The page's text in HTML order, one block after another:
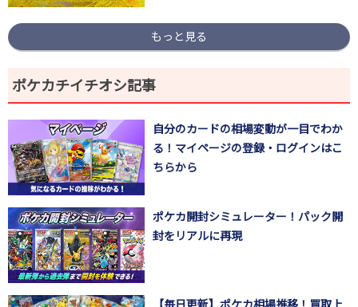
もっと見る
ポケカチイチオシ記事
自分のカードの相場変動が一目でわか
る！マイページの登録・ログインはこ
ちらから
ポケカ開封シミュレーター！パック開
封をリアルに再現
【毎日更新】ポケカ相場推移！買取上